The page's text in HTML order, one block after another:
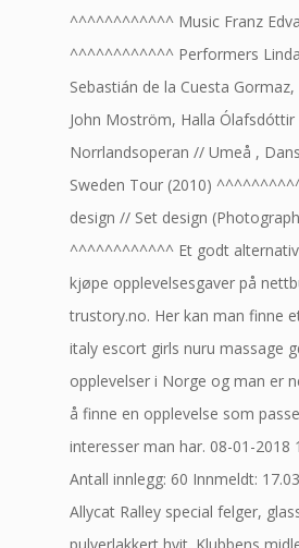
^^^^^^^^^^^^ Music Franz
^^^^^^^^^^^^ Performers
Sebastián de la Cuesta
John Moström, Halla
Norrlandsoperan // Umeå ,
Sweden Tour (2010)
design // Set design
^^^^^^^^^^^^ Et godt
kjøpe opplevelsesgaver på
trustory.no. Her kan man finne
italy escort girls nuru massage
opplevelser i Norge og man er
å finne en opplevelse som
interesser man har. 08-01-2018
Antall innlegg: 60 Innmeldt:
Allycat Ralley special felger,